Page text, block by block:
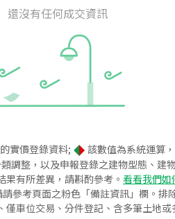
還沒有任何成交資訊
實價登錄資料; 該數值為系統運算
調整，以及申報登錄之建物型態、建
有所差異，請斟酌參考。 看看我們如
參考頁面之粉色「備註資訊」欄。
車位交易、分件登記、含多筆土地